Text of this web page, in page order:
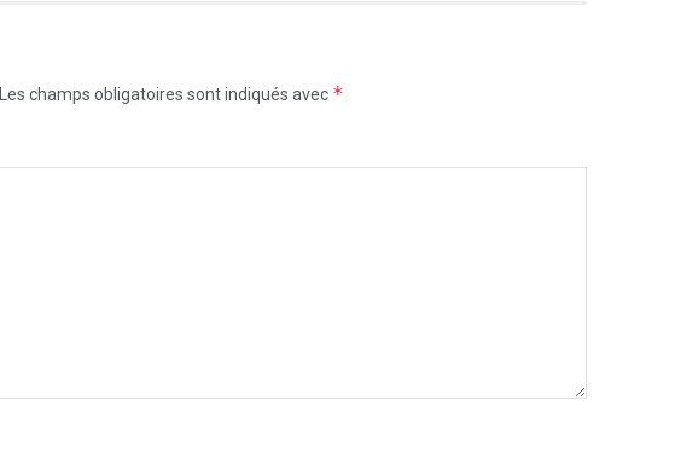
Les champs obligatoires sont indiqués avec *